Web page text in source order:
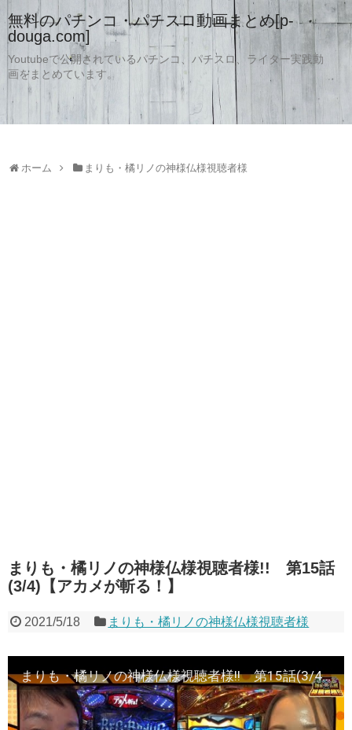
無料のパチンコ・パチスロ動画まとめ[p-
douga.com]
Youtubeで公開されているパチンコ、パチスロ、ライター実践動
画をまとめています。
ホーム まりも・橘リノの神様仏様視聴者様
まりも・橘リノの神様仏様視聴者様!! 第15話
(3/4)【アカメが斬る！】
2021/5/18 まりも・橘リノの神様仏様視聴者様
まりも・橘リノの神様仏様視聴者様!! 第15話(3/4)【アカメが斬る！】[ジャンバリ.TV][パチスロ][スロット]